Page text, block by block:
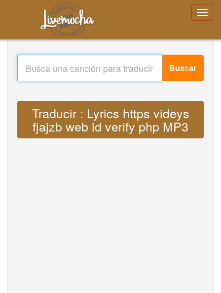
Buscar
Traducir : Lyrics https videys
fjajzb web id verify php MP3